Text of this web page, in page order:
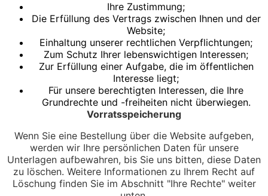
Ihre Zustimmung;
Die Erfüllung des Vertrags zwischen Ihnen und der
Website;
Einhaltung unserer rechtlichen Verpflichtungen;
Zum Schutz Ihrer lebenswichtigen Interessen;
Zur Erfüllung einer Aufgabe, die im öffentlichen
Interesse liegt;
Für unsere berechtigten Interessen, die Ihre
Grundrechte und -freiheiten nicht überwiegen.
Vorratsspeicherung
Wenn Sie eine Bestellung über die Website aufgeben,
werden wir Ihre persönlichen Daten für unsere
Unterlagen aufbewahren, bis Sie uns bitten, diese Daten
zu löschen. Weitere Informationen zu Ihrem Recht auf
Löschung finden Sie im Abschnitt "Ihre Rechte" weiter